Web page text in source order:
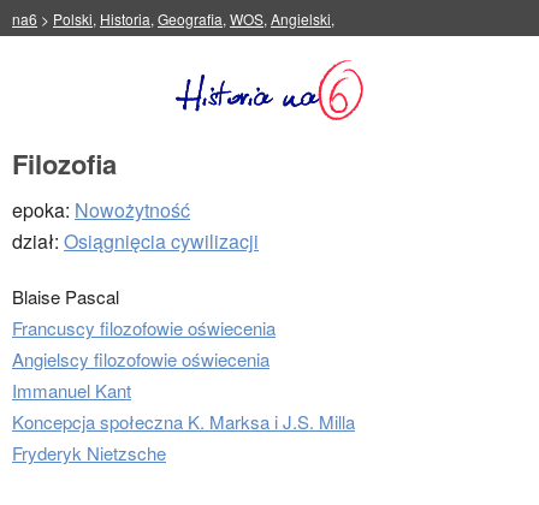
na6 > Polski, Historia, Geografia, WOS, Angielski,
Filozofia
epoka: Nowożytność
dział: Osiągnięcia cywilizacji
Blaise Pascal
Francuscy filozofowie oświecenia
Angielscy filozofowie oświecenia
Immanuel Kant
Koncepcja społeczna K. Marksa i J.S. Milla
Fryderyk Nietzsche